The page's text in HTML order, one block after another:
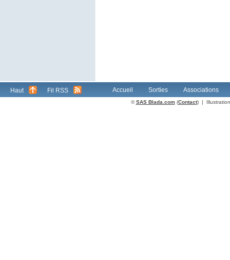
Haut Fil RSS Accueil Sorties Associations
©SAS Blada.com(Contact) |